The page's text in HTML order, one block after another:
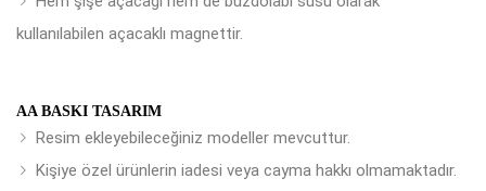
kullanılabilen açacaklı magnettir.
AA BASKI TASARIM
Resim ekleyebileceğiniz modeller mevcuttur.
Kişiye özel ürünlerin iadesi veya cayma hakkı olmamaktadır.